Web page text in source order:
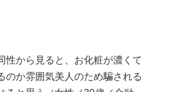
性から見ると、お化粧が濃くて
のか雰囲気美人のため騙される